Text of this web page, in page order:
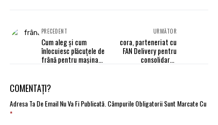
PRECEDENT
Cum aleg și cum
înlocuiesc plăcuțele de
frână pentru mașina
URMĂTOR
cora, parteneriat cu
FAN Delivery pentru
consolidarea
COMENTAȚI?
Adresa Ta De Email Nu Va Fi Publicată. Câmpurile Obligatorii Sunt Marcate Cu
*